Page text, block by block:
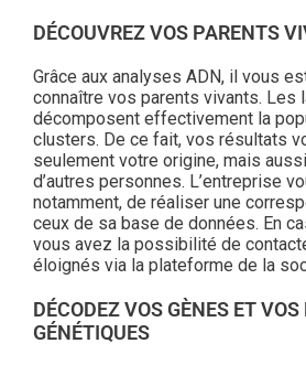
DÉCOUVREZ VOS PARENTS
Grâce aux analyses ADN, il vous
connaître vos parents vivants. Les
décomposent effectivement la
clusters. De ce fait, vos résultats
seulement votre origine, mais
d’autres personnes. L’entreprise
notamment, de réaliser une
ceux de sa base de données. En
vous avez la possibilité de
éloignés via la plateforme de la
DÉCODEZ VOS GÈNES ET
GÉNÉTIQUES